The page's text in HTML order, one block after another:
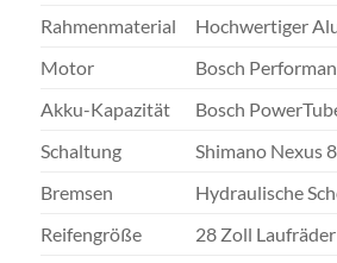
Rahmenmaterial
Hochwertiger
Motor
Bosch
Akku-Kapazität
Bosch
Schaltung
Shimano Nexus
Bremsen
Hydraulische
Reifengröße
28 Zoll